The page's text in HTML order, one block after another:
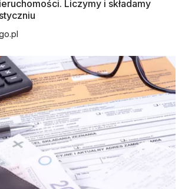
Liczymy i składamy